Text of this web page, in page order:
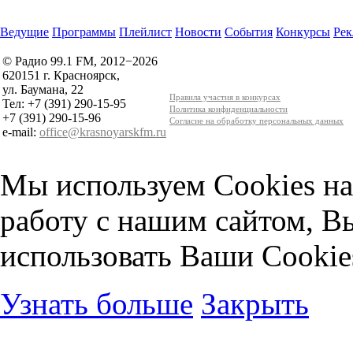
Ведущие Программы Плейлист Новости События Конкурсы
© Радио 99.1 FM, 2012−2026
620151 г. Красноярск,
ул. Баумана, 22
Тел: +7 (391) 290-15-95
+7 (391) 290-15-96
e-mail: office@krasnoyarskfm.ru
Правила участия в конкурсах
Политика конфиденциальности
Согласие на обработку персональных данных
Мы используем Cookies
работу с нашим сайтом,
использовать Ваши
Узнать больше Закрыть